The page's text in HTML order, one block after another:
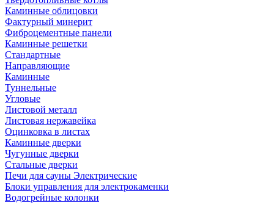
Каминные облицовки
Фактурный минерит
Фиброцементные панели
Каминные решетки
Стандартные
Направляющие
Каминные
Туннельные
Угловые
Листовой металл
Листовая нержавейка
Оцинковка в листах
Каминные дверки
Чугунные дверки
Стальные дверки
Печи для сауны Электрические
Блоки управления для электрокаменки
Водогрейные колонки